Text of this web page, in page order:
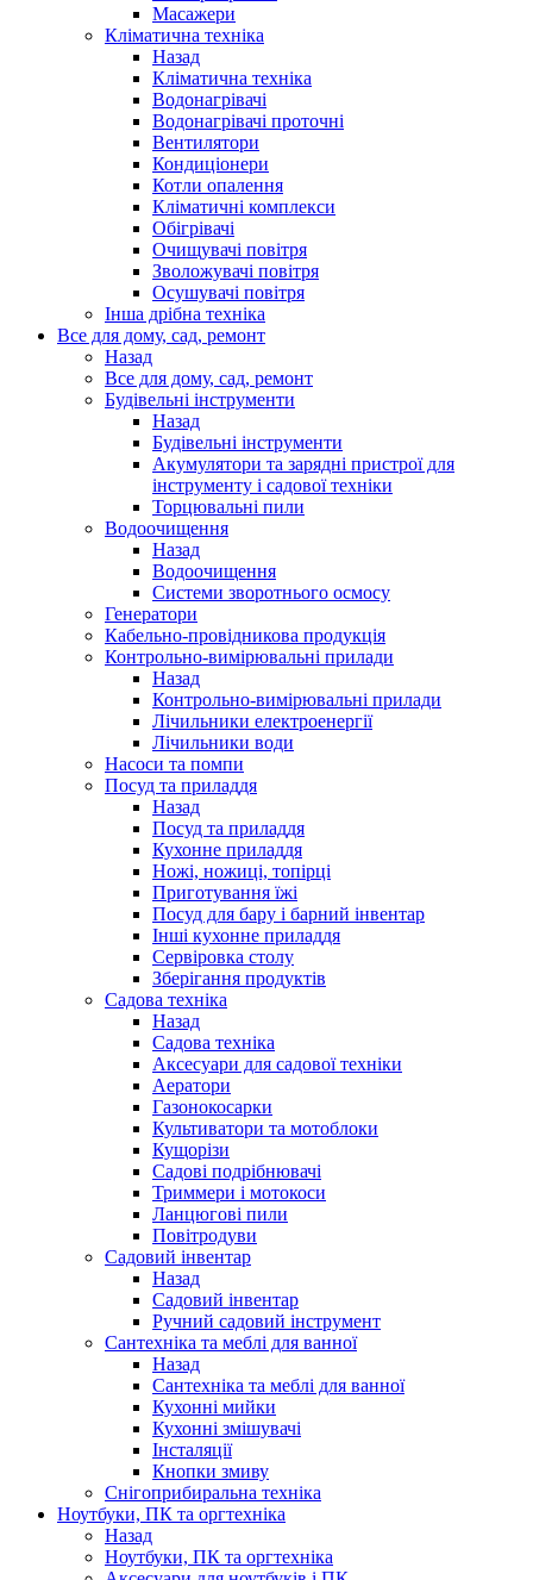
Масажери
Кліматична техніка
Назад
Кліматична техніка
Водонагрівачі
Водонагрівачі проточні
Вентилятори
Кондиціонери
Котли опалення
Кліматичні комплекси
Обігрівачі
Очищувачі повітря
Зволожувачі повітря
Осушувачі повітря
Інша дрібна техніка
Все для дому, сад, ремонт
Назад
Все для дому, сад, ремонт
Будівельні інструменти
Назад
Будівельні інструменти
Акумулятори та зарядні пристрої для
інструменту і садової техніки
Торцювальні пили
Водоочищення
Назад
Водоочищення
Системи зворотнього осмосу
Генератори
Кабельно-провідникова продукція
Контрольно-вимірювальні прилади
Назад
Контрольно-вимірювальні прилади
Лічильники електроенергії
Лічильники води
Насоси та помпи
Посуд та приладдя
Назад
Посуд та приладдя
Кухонне приладдя
Ножі, ножиці, топірці
Приготування їжі
Посуд для бару і барний інвентар
Інші кухонне приладдя
Сервіровка столу
Зберігання продуктів
Садова техніка
Назад
Садова техніка
Аксесуари для садової техніки
Аератори
Газонокосарки
Культиватори та мотоблоки
Кущорізи
Садові подрібнювачі
Триммери і мотокоси
Ланцюгові пили
Повітродуви
Садовий інвентар
Назад
Садовий інвентар
Ручний садовий інструмент
Сантехніка та меблі для ванної
Назад
Сантехніка та меблі для ванної
Кухонні мийки
Кухонні змішувачі
Інсталяції
Кнопки змиву
Снігоприбиральна техніка
Ноутбуки, ПК та оргтехніка
Назад
Ноутбуки, ПК та оргтехніка